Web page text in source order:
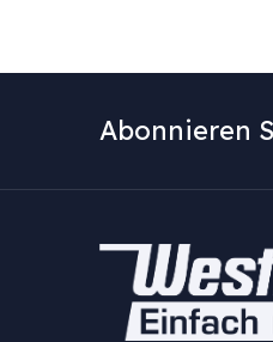
Abonnieren